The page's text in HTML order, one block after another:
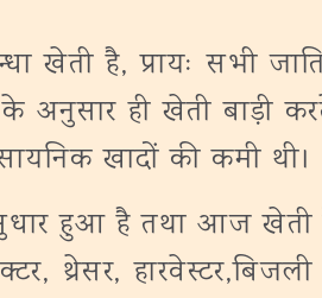
खेती है, प्रायः सभी
ही खेती बाड़ी
खादों की कमी थी।
हुआ है तथा आज खेती
थ्रेसर,